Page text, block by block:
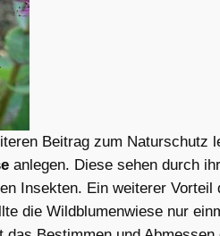
Beitrag zum
anlegen. Diese sehen durch
Insekten. Ein weiterer
die Wildblumenwiese nur